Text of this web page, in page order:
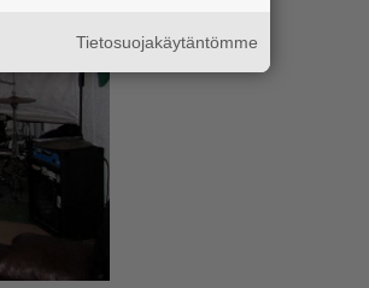
Tietosuojakäytäntömme